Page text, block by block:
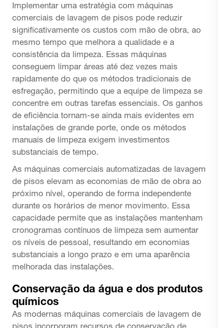
Implementar uma estratégia com máquinas
comerciais de lavagem de pisos pode reduzir
significativamente os custos com mão de obra, ao
mesmo tempo que melhora a qualidade e a
consistência da limpeza. Essas máquinas
conseguem limpar áreas até dez vezes mais
rapidamente do que os métodos tradicionais de
esfregação, permitindo que a equipe de limpeza se
concentre em outras tarefas essenciais. Os ganhos
de eficiência tornam-se ainda mais evidentes em
instalações de grande porte, onde os métodos
manuais de limpeza exigem investimentos
substanciais de tempo.
As máquinas comerciais automatizadas de lavagem
de pisos elevam as economias de mão de obra ao
próximo nível, operando de forma independente
durante os horários de menor movimento. Essa
capacidade permite que as instalações mantenham
cronogramas contínuos de limpeza sem aumentar
os níveis de pessoal, resultando em economias
substanciais a longo prazo e em uma aparência
melhorada das instalações.
Conservação da água e dos produtos
químicos
As modernas máquinas comerciais de lavagem de